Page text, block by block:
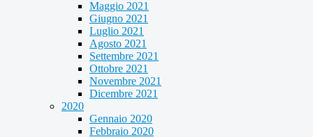
Maggio 2021
Giugno 2021
Luglio 2021
Agosto 2021
Settembre 2021
Ottobre 2021
Novembre 2021
Dicembre 2021
2020
Gennaio 2020
Febbraio 2020